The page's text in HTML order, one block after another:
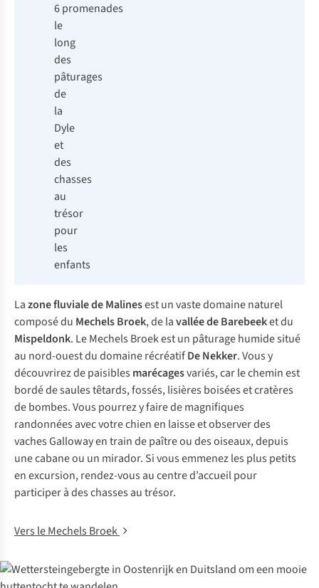
6 promenades
le
long
des
pâturages
de
la
Dyle
et
des
chasses
au
trésor
pour
les
enfants
Lazone fluviale de Malinesest un vaste domaine naturel
composé du Mechels Broek, de lavallée de Barebeeket du
Mispeldonk. Le Mechels Broek est un pâturage humide situé
au nord-ouest du domaine récréatifDe Nekker. Vous y
découvrirez de paisibles marécagesvariés, car le chemin est
bordé de saules têtards, fossés, lisières boisées et cratères
de bombes. Vous pourrez y faire de magnifiques
randonnées avec votre chien en laisse et observer des
vaches Galloway en train de paître ou des oiseaux, depuis
une cabane ou un mirador. Si vous emmenez les plus petits
en excursion, rendez-vous au centre d’accueil pour
participer à des chasses au trésor.
Vers le Mechels Broek